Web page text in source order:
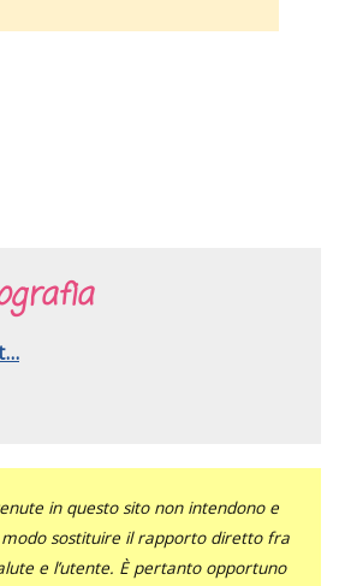
in questo sito non intendono e
sostituire il rapporto diretto fra
e l’utente. È pertanto opportuno